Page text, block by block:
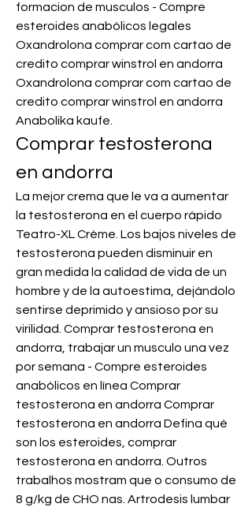
formacion de musculos - Compre
esteroides anabólicos legales
Oxandrolona comprar com cartao de
credito comprar winstrol en andorra
Oxandrolona comprar com cartao de
credito comprar winstrol en andorra
Anabolika kaufe.
Comprar testosterona
en andorra
La mejor crema que le va a aumentar
la testosterona en el cuerpo rápido
Teatro-XL Crème. Los bajos niveles de
testosterona pueden disminuir en
gran medida la calidad de vida de un
hombre y de la autoestima, dejándolo
sentirse deprimido y ansioso por su
virilidad. Comprar testosterona en
andorra, trabajar un musculo una vez
por semana - Compre esteroides
anabólicos en línea Comprar
testosterona en andorra Comprar
testosterona en andorra Defina qué
son los esteroides, comprar
testosterona en andorra. Outros
trabalhos mostram que o consumo de
8 g/kg de CHO nas. Artrodesis lumbar